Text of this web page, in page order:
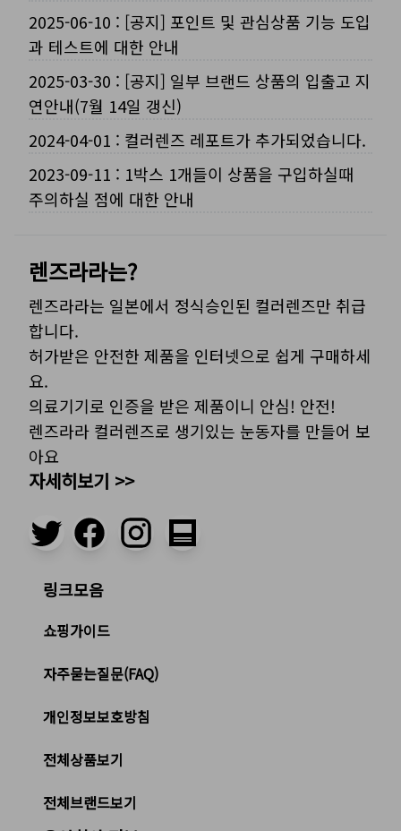
2025-06-10 : [공지] 포인트 및 관심상품 기능 도입
과 테스트에 대한 안내
2025-03-30 : [공지] 일부 브랜드 상품의 입출고 지
연안내(7월 14일 갱신)
2024-04-01 : 컬러렌즈 레포트가 추가되었습니다.
2023-09-11 : 1박스 1개들이 상품을 구입하실때
주의하실 점에 대한 안내
렌즈라라는?
렌즈라라는 일본에서 정식승인된 컬러렌즈만 취급
합니다.
허가받은 안전한 제품을 인터넷으로 쉽게 구매하세
요.
의료기기로 인증을 받은 제품이니 안심! 안전!
렌즈라라 컬러렌즈로 생기있는 눈동자를 만들어 보
아요
자세히보기 >>
링크모음
쇼핑가이드
자주묻는질문(FAQ)
개인정보보호방침
전체상품보기
전체브랜드보기